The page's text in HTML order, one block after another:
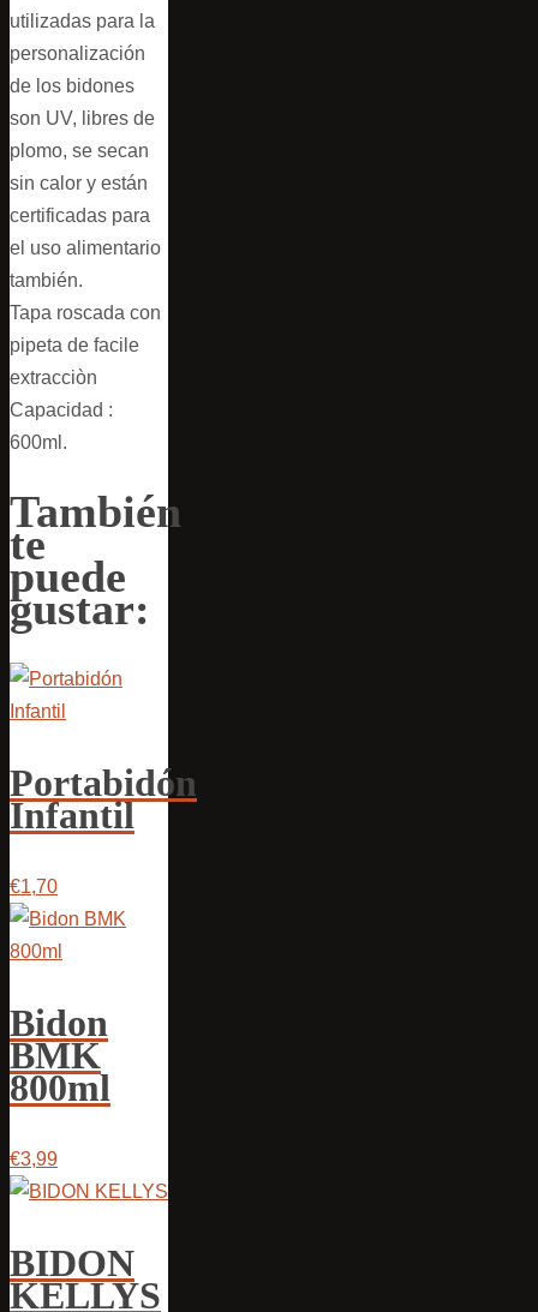
utilizadas para la
personalización
de los bidones
son UV, libres de
plomo, se secan
sin calor y están
certificadas para
el uso alimentario
también.
Tapa roscada con
pipeta de facile
extracciòn
Capacidad :
600ml.
También
te
puede
gustar:
Portabidón
Infantil
€1,70
Bidon
BMK
800ml
€3,99
BIDON
KELLYS